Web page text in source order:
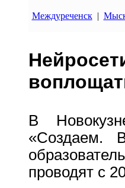
Междуреченск|
В
«Создаем.
проводят с